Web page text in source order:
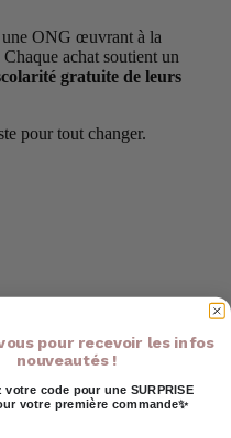
ONG œuvrant à la
achat soutient un
gratuite de leurs
pour tout changer.
pour recevoir les infos
nouveautés !
votre code pour une SURPRISE
votre première commande✨